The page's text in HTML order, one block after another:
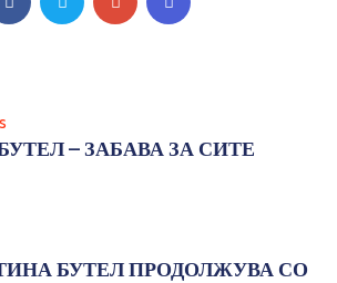
– ЗАБАВА ЗА СИТЕ
БУТЕЛ ПРОДОЛЖУВА СО